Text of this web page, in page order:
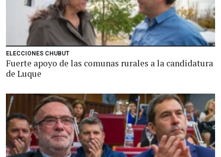
ELECCIONES CHUBUT
Fuerte apoyo de las comunas rurales a la candidatura
de Luque